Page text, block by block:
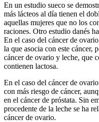
En un estudio sueco se
más lácteos al día tienen el
aquellas mujeres que no los
raciones. Otro estudio danés
En el caso del cáncer de
la que asocia con este cáncer,
cáncer de ovario y leche, que
contienen lactosa.
En el caso del cáncer de
con más riesgo de cáncer,
en el cáncer de próstata. Sin
procedente de la leche se ha
cáncer de ovario.